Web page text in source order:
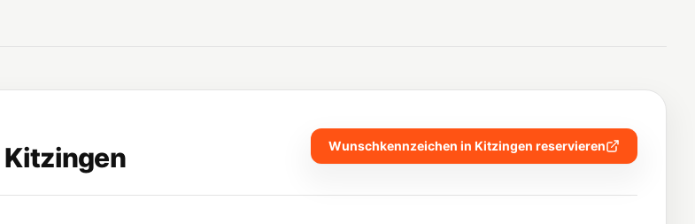
Kitzingen Wunschkennzeichen in Kitzingen reservieren